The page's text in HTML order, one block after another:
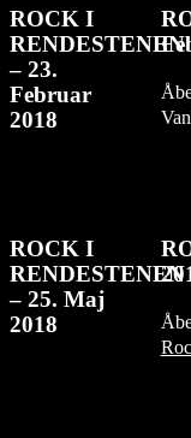
ROCK I
RENDESTENEN
– 23.
Februar
2018
ROCK I
RENDESTENEN
– 25. Maj
2018